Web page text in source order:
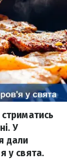
У
дали
у свята.